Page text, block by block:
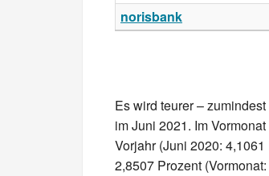
norisbank
Es wird teurer –
im Juni 2021. Im
Vorjahr (Juni 2020:
2,8507 Prozent